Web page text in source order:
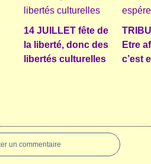
14 JUILLET fête de
la liberté, donc des
libertés culturelles
Etre
c’est
un commentaire